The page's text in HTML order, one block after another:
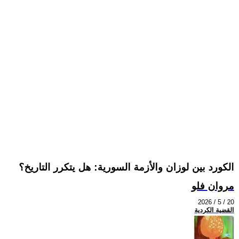
الكورد بين لوزان والأزمة السورية: هل يتكرر التاريخ؟
مروان فلو
2026 / 5 / 20
القضية الكردية